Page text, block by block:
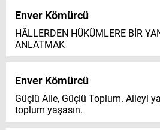
Enver Kömürcü
HÂLLERDEN HÜKÜMLERE BİR
ANLATMAK
Enver Kömürcü
Güçlü Aile, Güçlü Toplum. Aileyi
toplum yaşasın.